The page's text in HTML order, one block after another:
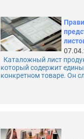
Каталожный лист
который содержит
конкретном товаре. Он